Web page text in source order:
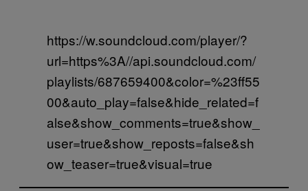
https://w.soundcloud.com/player/?
url=https%3A//api.soundcloud.com/
playlists/687659400&color=%23ff55
00&auto_play=false&hide_related=f
alse&show_comments=true&show_
user=true&show_reposts=false&sh
ow_teaser=true&visual=true